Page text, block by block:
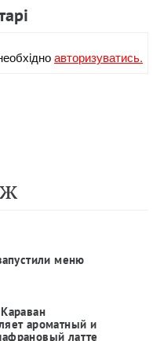
авторизуватись.
меню
ароматный и
латте